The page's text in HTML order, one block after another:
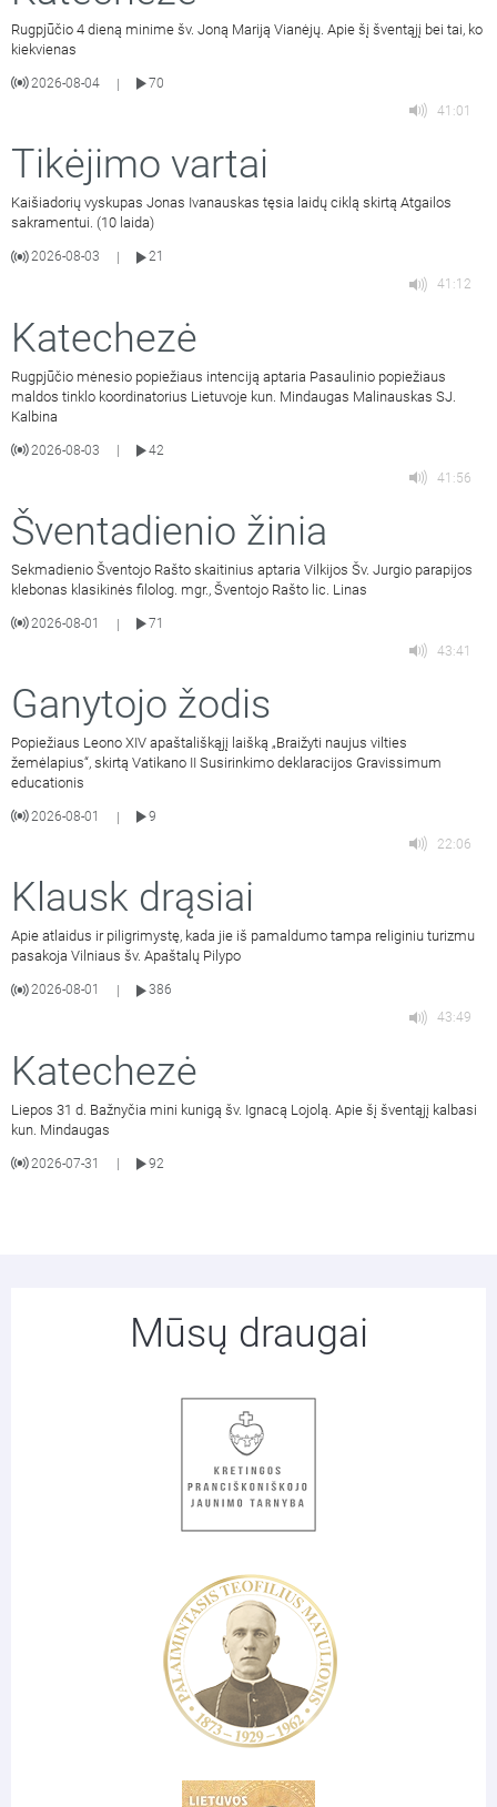
Rugpjūčio 4 dieną minime šv. Joną Mariją Vianėjų. Apie šį šventąjį bei tai, ko
kiekvienas
2026-08-04 |
70
41:01
Tikėjimo vartai
Kaišiadorių vyskupas Jonas Ivanauskas tęsia laidų ciklą skirtą Atgailos
sakramentui. (10 laida)
2026-08-03
21
41:12
Katechezė
Rugpjūčio mėnesio popiežiaus intenciją aptaria Pasaulinio popiežiaus
maldos tinklo koordinatorius Lietuvoje kun. Mindaugas Malinauskas SJ.
Kalbina
2026-08-03
42
41:56
Šventadienio žinia
Sekmadienio Šventojo Rašto skaitinius aptaria Vilkijos Šv. Jurgio parapijos
klebonas klasikinės filolog. mgr., Šventojo Rašto lic. Linas
2026-08-01 |
71
43:41
Ganytojo žodis
Popiežiaus Leono XIV apaštališkąjį laišką „Braižyti naujus vilties
žemėlapius“, skirtą Vatikano II Susirinkimo deklaracijos Gravissimum
educationis
2026-08-01 |
9
22:06
Klausk drąsiai
Apie atlaidus ir piligrimystę, kada jie iš pamaldumo tampa religiniu turizmu
pasakoja Vilniaus šv. Apaštalų Pilypo
2026-08-01
386
43:49
Katechezė
Liepos 31 d. Bažnyčia mini kunigą šv. Ignacą Lojolą. Apie šį šventąjį kalbasi
kun. Mindaugas
2026-07-31 92
Mūsų draugai